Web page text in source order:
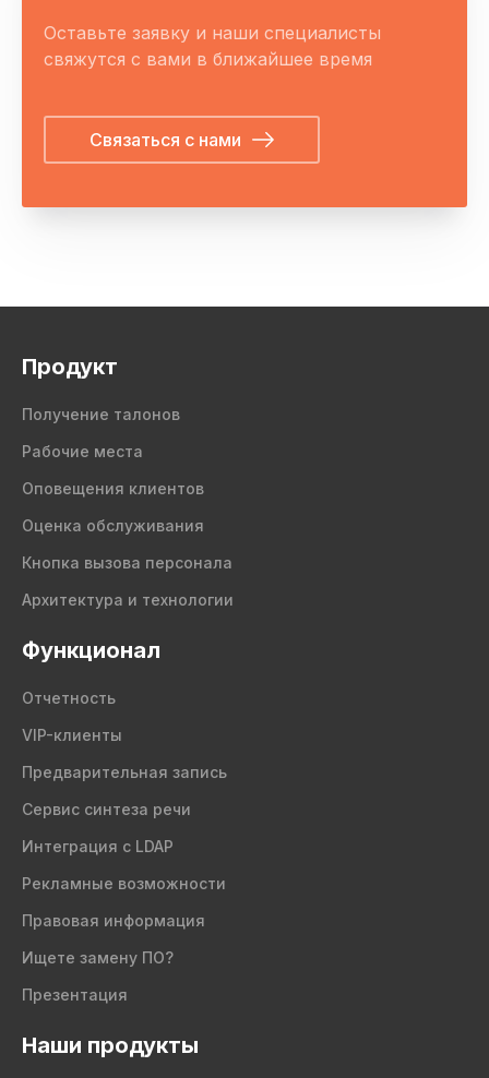
Оставьте заявку и наши специалисты
свяжутся с вами в ближайшее время
Связаться с нами
Продукт
Получение талонов
Рабочие места
Оповещения клиентов
Оценка обслуживания
Кнопка вызова персонала
Архитектура и технологии
Функционал
Отчетность
VIP-клиенты
Предварительная запись
Сервис синтеза речи
Интеграция с LDAP
Рекламные возможности
Правовая информация
Ищете замену ПО?
Презентация
Наши продукты